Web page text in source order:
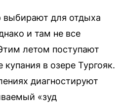
выбирают для отдыха
и там не все
летом поступают
в озере Тургояк.
диагностируют
«зуд